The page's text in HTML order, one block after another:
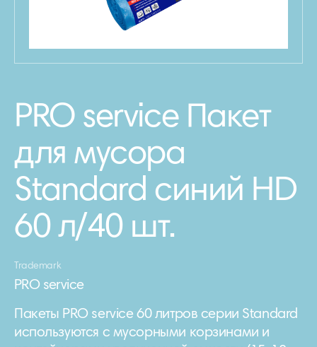
PRO service Пакет
для мусора
Standard синий HD
60 л/40 шт.
Trademark
PRO service
Пакеты PRO service 60 литров серии Standard
используются с мусорными корзинами и